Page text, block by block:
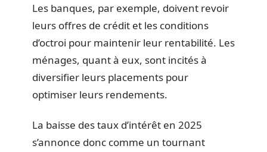
Les banques, par exemple, doivent revoir
leurs offres de crédit et les conditions
d’octroi pour maintenir leur rentabilité. Les
ménages, quant à eux, sont incités à
diversifier leurs placements pour
optimiser leurs rendements.
La baisse des taux d’intérêt en 2025
s’annonce donc comme un tournant